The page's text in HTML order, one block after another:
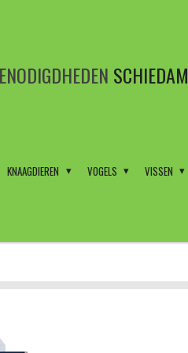
SCHIEDAM
KNAAGDIEREN VOGELS VISSEN